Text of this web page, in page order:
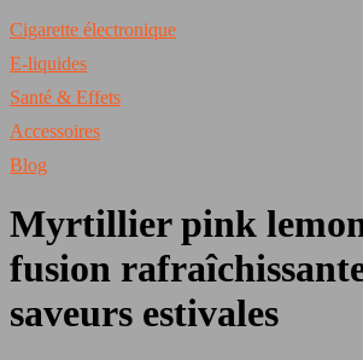
Cigarette électronique
E-liquides
Santé & Effets
Accessoires
Blog
Myrtillier pink
fusion
saveurs estivales